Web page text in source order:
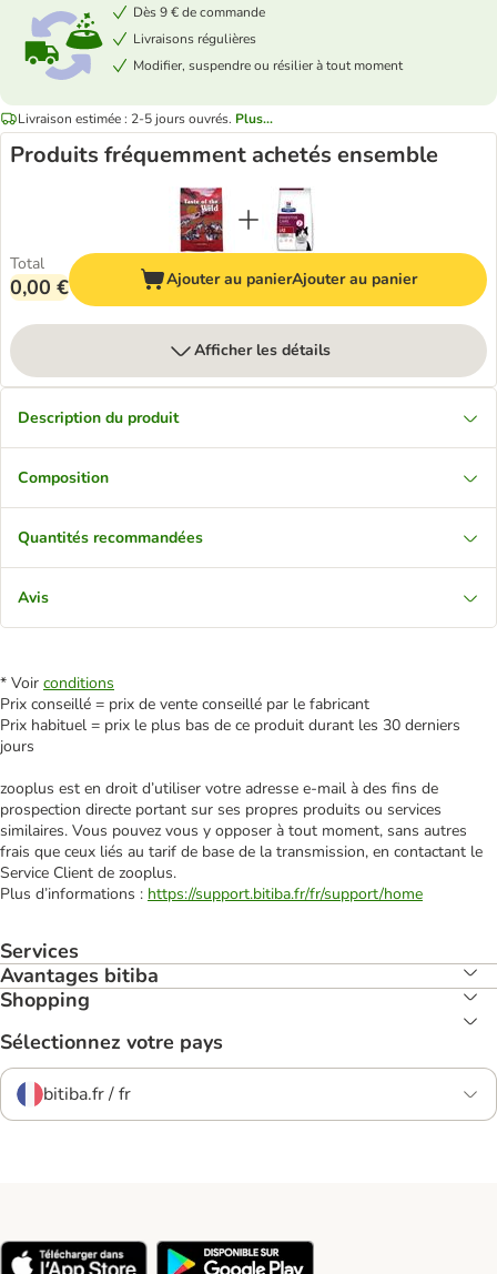
Dès 9 € de commande
Livraisons régulières
Modifier, suspendre ou résilier à tout moment
Livraison estimée : 2-5 jours ouvrés. Plus...
Produits fréquemment achetés ensemble
Total
0,00 € Ajouter au panierAjouter au panier
Afficher les détails
Description du produit
Composition
Quantités recommandées
Avis
* Voir conditions
Prix conseillé = prix de vente conseillé par le fabricant
Prix habituel = prix le plus bas de ce produit durant les 30 derniers
jours
zooplus est en droit d’utiliser votre adresse e‑mail à des fins de
prospection directe portant sur ses propres produits ou services
similaires. Vous pouvez vous y opposer à tout moment, sans autres
frais que ceux liés au tarif de base de la transmission, en contactant le
Service Client de zooplus.
Plus d’informations : https://support.bitiba.fr/fr/support/home
Services
Avantages bitiba
Shopping
Sélectionnez votre pays
bitiba.fr / fr